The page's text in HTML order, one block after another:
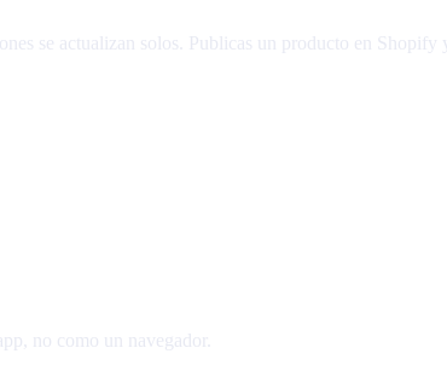
se actualizan solos. Publicas un producto en
no como un navegador.